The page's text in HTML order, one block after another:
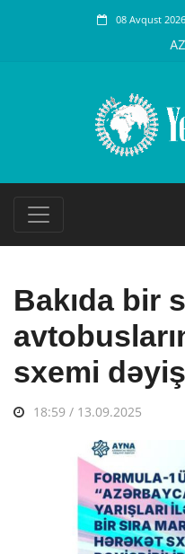
08 Avqust 2026
AZ
Bakıda bir
sxemi
18:59 / 13.09.2025